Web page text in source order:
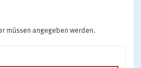
müssen angegeben werden.